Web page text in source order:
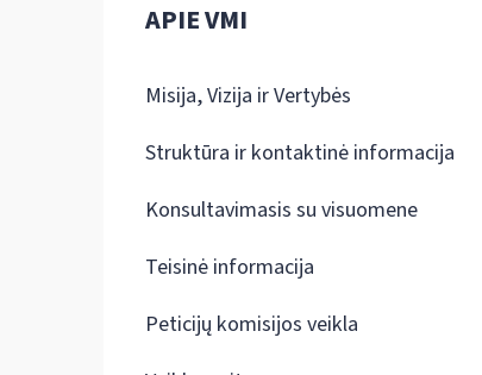
APIE VMI
Misija, Vizija ir Vertybės
Struktūra ir kontaktinė informacija
Konsultavimasis su visuomene
Teisinė informacija
Peticijų komisijos veikla